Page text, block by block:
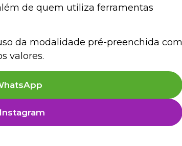
de quem utiliza ferramentas
da modalidade pré-preenchida com
valores.